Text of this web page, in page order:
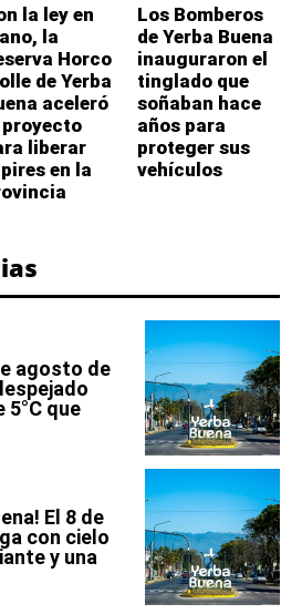
la ley en
la
Horco
de Yerba
aceleró
proyecto
liberar
en la
Los Bomberos
de Yerba Buena
inauguraron el
tinglado que
soñaban hace
años para
proteger sus
vehículos
agosto de
5°C que
El 8 de
con cielo
y una